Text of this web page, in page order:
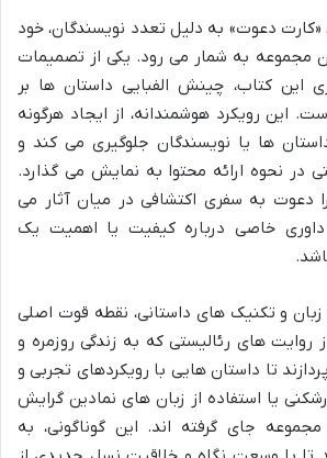
دعوت» به دلیل تعدد نویسندگان، خود
مجموعه به شمار می رود. یکی از تصمیمات
این کتاب، چینش الفبایی داستان ها بر
این رویکرد هوشمندانه، از ایجاد هرگونه
ها یا نویسندگان جلوگیری می کند و
در نحوه ارائه محتوا به نمایش می گذارد.
دعوت به سفری اکتشافی در میان آثار می
خاصی درباره کیفیت یا اهمیت یک
و تکنیک های داستانی، نقطه قوت اصلی
های رئالیستی که به زندگی روزمره و
تا داستان هایی با رویکردهای تجربی و
یا استفاده از زبان های نمادین گرایش
جای گرفته اند. این گوناگونی، به